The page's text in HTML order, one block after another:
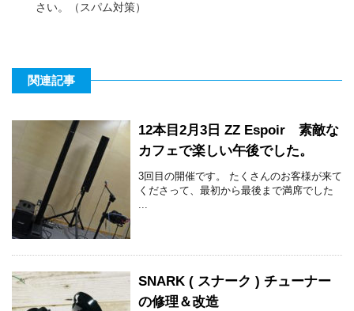
さい。（スパム対策）
関連記事
12本目2月3日 ZZ Espoir 素敵な
カフェで楽しい午後でした。
3回目の開催です。 たくさんのお客様が来て
くださって、最初から最後まで満席でした
...
SNARK ( スナーク ) チューナー
の修理＆改造